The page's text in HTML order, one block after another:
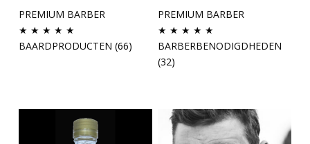
PREMIUM BARBER
★ ★ ★ ★ ★
BAARDPRODUCTEN(66)
PREMIUM BARBER
★ ★ ★ ★ ★
BARBERBENODIGDHEDEN
(32)